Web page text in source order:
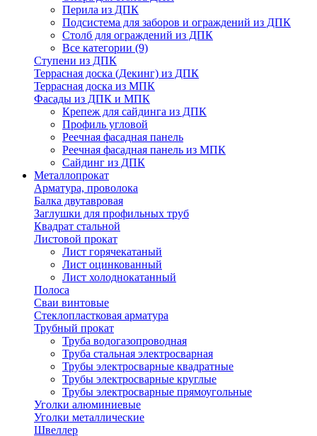
Перила из ДПК
Подсистема для заборов и ограждений из ДПК
Столб для ограждений из ДПК
Все категории (9)
Ступени из ДПК
Террасная доска (Декинг) из ДПК
Террасная доска из МПК
Фасады из ДПК и МПК
Крепеж для сайдинга из ДПК
Профиль угловой
Реечная фасадная панель
Реечная фасадная панель из МПК
Сайдинг из ДПК
Металлопрокат
Арматура, проволока
Балка двутавровая
Заглушки для профильных труб
Квадрат стальной
Листовой прокат
Лист горячекатаный
Лист оцинкованный
Лист холоднокатанный
Полоса
Сваи винтовые
Стеклопластковая арматура
Трубный прокат
Труба водогазопроводная
Труба стальная электросварная
Трубы электросварные квадратные
Трубы электросварные круглые
Трубы электросварные прямоугольные
Уголки алюминиевые
Уголки металлические
Швеллер